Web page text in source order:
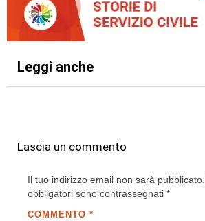
Leggi anche
Lascia un commento
Il tuo indirizzo email non sarà pubblicato.
obbligatori sono contrassegnati *
COMMENTO *